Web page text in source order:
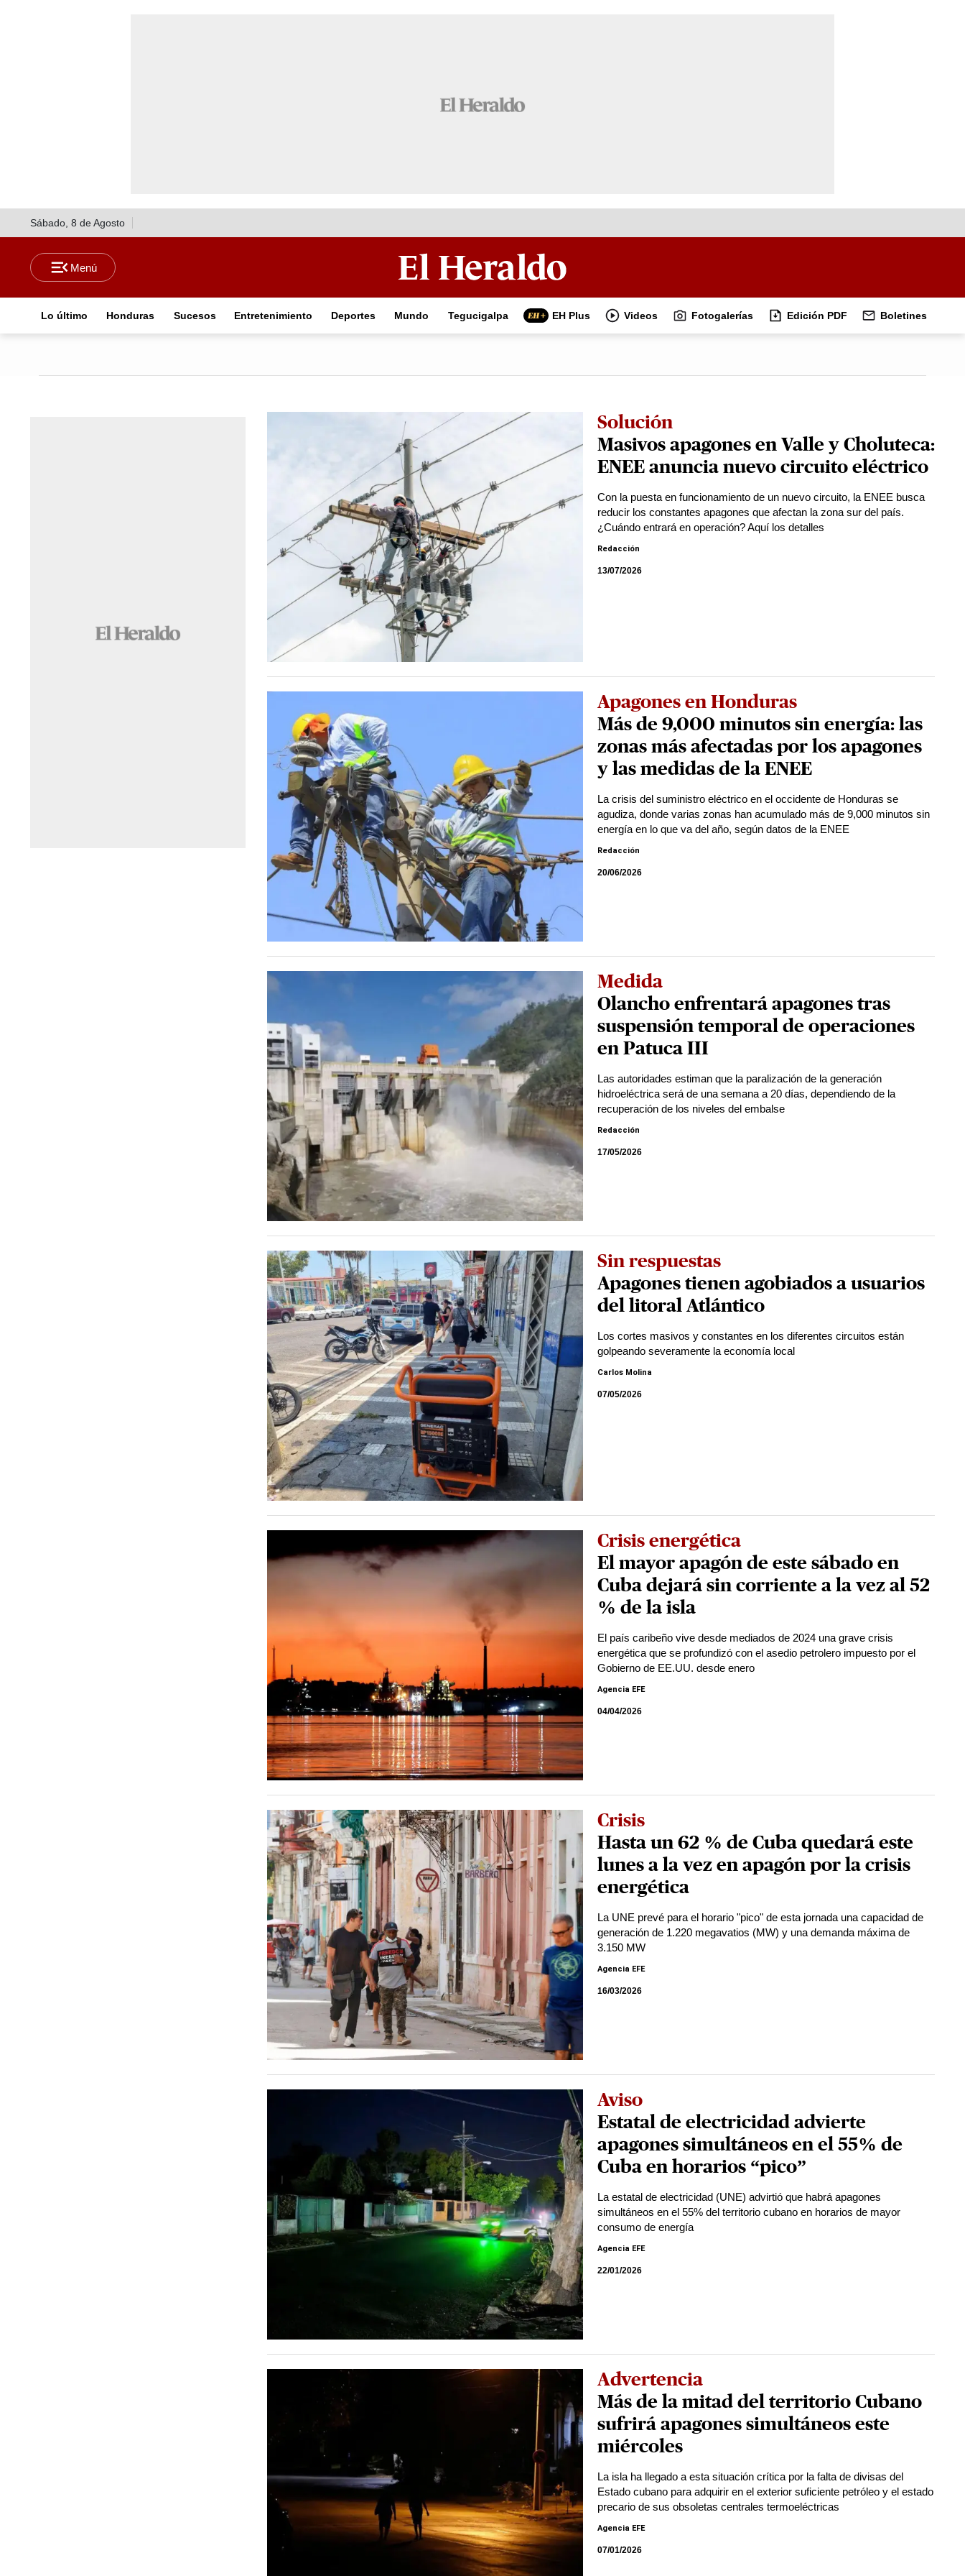
Sábado, 8 de Agosto
Lo último Honduras Sucesos Entretenimiento Deportes Mundo Tegucigalpa EH Plus Videos Fotogalerías Edición PDF Boletines
Solución
Masivos apagones en Valle y Choluteca:
ENEE anuncia nuevo circuito eléctrico
Con la puesta en funcionamiento de un nuevo circuito, la ENEE busca
reducir los constantes apagones que afectan la zona sur del país.
¿Cuándo entrará en operación? Aquí los detalles
Redacción
13/07/2026
Apagones en Honduras
Más de 9,000 minutos sin energía: las
zonas más afectadas por los apagones
y las medidas de la ENEE
La crisis del suministro eléctrico en el occidente de Honduras se
agudiza, donde varias zonas han acumulado más de 9,000 minutos sin
energía en lo que va del año, según datos de la ENEE
Redacción
20/06/2026
Medida
Olancho enfrentará apagones tras
suspensión temporal de operaciones
en Patuca III
Las autoridades estiman que la paralización de la generación
hidroeléctrica será de una semana a 20 días, dependiendo de la
recuperación de los niveles del embalse
Redacción
17/05/2026
Sin respuestas
Apagones tienen agobiados a usuarios
del litoral Atlántico
Los cortes masivos y constantes en los diferentes circuitos están
golpeando severamente la economía local
Carlos Molina
07/05/2026
Crisis energética
El mayor apagón de este sábado en
Cuba dejará sin corriente a la vez al 52
% de la isla
El país caribeño vive desde mediados de 2024 una grave crisis
energética que se profundizó con el asedio petrolero impuesto por el
Gobierno de EE.UU. desde enero
Agencia EFE
04/04/2026
Crisis
Hasta un 62 % de Cuba quedará este
lunes a la vez en apagón por la crisis
energética
La UNE prevé para el horario "pico" de esta jornada una capacidad de
generación de 1.220 megavatios (MW) y una demanda máxima de
3.150 MW
Agencia EFE
16/03/2026
Aviso
Estatal de electricidad advierte
apagones simultáneos en el 55% de
Cuba en horarios “pico”
La estatal de electricidad (UNE) advirtió que habrá apagones
simultáneos en el 55% del territorio cubano en horarios de mayor
consumo de energía
Agencia EFE
22/01/2026
Advertencia
Más de la mitad del territorio Cubano
sufrirá apagones simultáneos este
miércoles
La isla ha llegado a esta situación crítica por la falta de divisas del
Estado cubano para adquirir en el exterior suficiente petróleo y el estado
precario de sus obsoletas centrales termoeléctricas
Agencia EFE
07/01/2026